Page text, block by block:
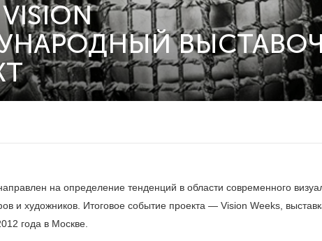
на определение тенденций в области современного
и художников. Итоговое событие проекта ― Vision Weeks,
года в Москве.